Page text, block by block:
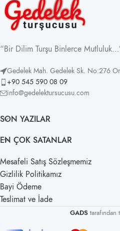
“Bir Dilim Turşu Binlerce
Gedelek Mah. Gedelek Sk. No:276
+90 545 590 08 09
info@gedelektursucusu.com
SON YAZILAR
EN ÇOK SATANLAR
Mesafeli Satış Sözleşmemiz
Gizlilik Politikamız
Bayi Ödeme
Teslimat ve İade
GADS tarafından